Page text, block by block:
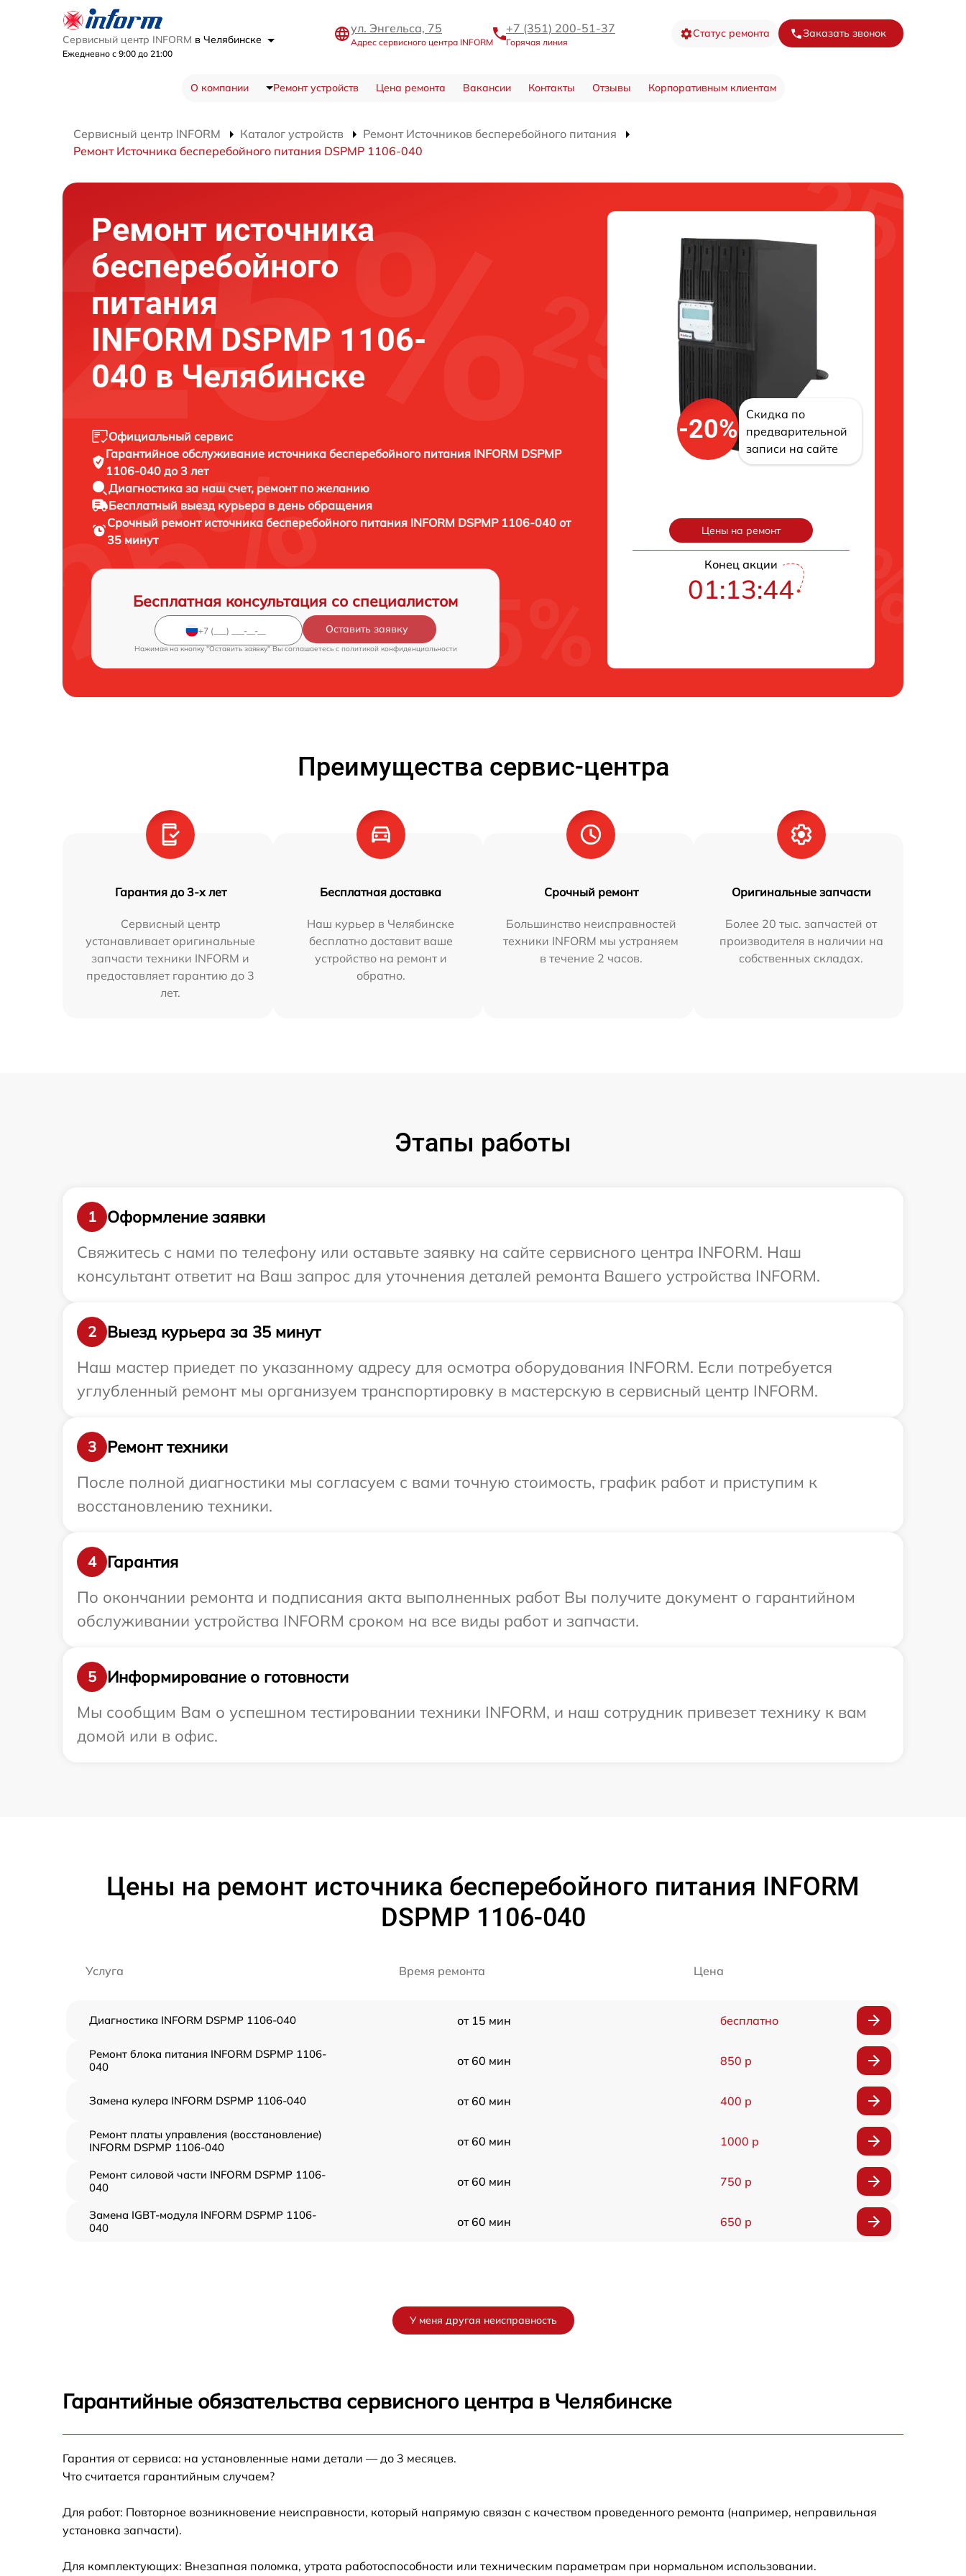
Сервисный центр INFORM в Челябинске
Ежедневно с 9:00 до 21:00
ул. Энгельса, 75
Адрес сервисного центра INFORM
+7 (351) 200-51-37
Горячая линия
Статус ремонта Заказать звонок
О компании Ремонт устройств Цена ремонта Вакансии Контакты Отзывы Корпоративным клиентам
Сервисный центр INFORM Каталог устройств
Ремонт Источников бесперебойного питания
Ремонт Источника бесперебойного питания DSPMP 1106-040
Ремонт источника
бесперебойного
питания
INFORM DSPMP 1106-
040 в Челябинске
Официальный сервис
Гарантийное обслуживание источника бесперебойного питания INFORM DSPMP
1106-040 до 3 лет
Диагностика за наш счет, ремонт по желанию
Бесплатный выезд курьера в день обращения
Срочный ремонт источника бесперебойного питания INFORM DSPMP 1106-040 от
35 минут
Бесплатная консультация со специалистом
Оставить заявку
Нажимая на кнопку "Оставить заявку" Вы соглашаетесь c политикой конфиденциальности
-20%
Скидка по
предварительной
записи на сайте
Цены на ремонт
Конец акции
01:13:43
Преимущества сервис-центра
Гарантия до 3-х лет
Сервисный центр
устанавливает оригинальные
запчасти техники INFORM и
предоставляет гарантию до 3
лет.
Бесплатная доставка
Наш курьер в Челябинске
бесплатно доставит ваше
устройство на ремонт и
обратно.
Срочный ремонт
Большинство неисправностей
техники INFORM мы устраняем
в течение 2 часов.
Оригинальные запчасти
Более 20 тыс. запчастей от
производителя в наличии на
собственных складах.
Этапы работы
1
Оформление заявки
Свяжитесь с нами по телефону или оставьте заявку на сайте сервисного центра INFORM. Наш
консультант ответит на Ваш запрос для уточнения деталей ремонта Вашего устройства INFORM.
2
Выезд курьера за 35 минут
Наш мастер приедет по указанному адресу для осмотра оборудования INFORM. Если потребуется
углубленный ремонт мы организуем транспортировку в мастерскую в сервисный центр INFORM.
3
Ремонт техники
После полной диагностики мы согласуем с вами точную стоимость, график работ и приступим к
восстановлению техники.
4
Гарантия
По окончании ремонта и подписания акта выполненных работ Вы получите документ о гарантийном
обслуживании устройства INFORM сроком на все виды работ и запчасти.
5
Информирование о готовности
Мы сообщим Вам о успешном тестировании техники INFORM, и наш сотрудник привезет технику к вам
домой или в офис.
Цены на ремонт источника бесперебойного питания INFORM
DSPMP 1106-040
Услуга Время ремонта Цена
Диагностика INFORM DSPMP 1106-040 от 15 мин бесплатно
Ремонт блока питания INFORM DSPMP 1106-
040
от 60 мин 850 р
Замена кулера INFORM DSPMP 1106-040 от 60 мин 400 р
Ремонт платы управления (восстановление)
INFORM DSPMP 1106-040
от 60 мин 1000 р
Ремонт силовой части INFORM DSPMP 1106-
040
от 60 мин 750 р
Замена IGBT-модуля INFORM DSPMP 1106-
040
от 60 мин 650 р
У меня другая неисправность
Гарантийные обязательства сервисного центра в Челябинске
Гарантия от сервиса: на установленные нами детали — до 3 месяцев.
Что считается гарантийным случаем?
Для работ: Повторное возникновение неисправности, который напрямую связан с качеством проведенного ремонта (например, неправильная
установка запчасти).
Для комплектующих: Внезапная поломка, утрата работоспособности или техническим параметрам при нормальном использовании.